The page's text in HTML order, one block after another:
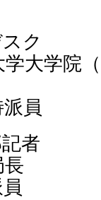
ク
大学院
員
者